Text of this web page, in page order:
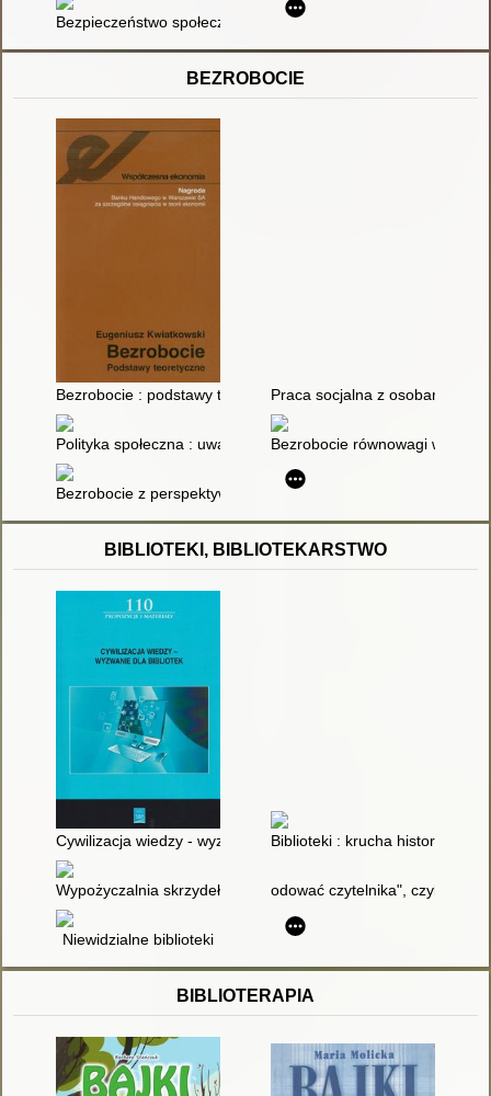
Bezpieczeństwo społeczne : ewolucja, instytucje, zagrożenia
BEZROBOCIE
Bezrobocie : podstawy teoretycznePraca socjalna z osobami
Polityka społeczna : uwarunkowania i celeBezrobocie równowagi w
Bezrobocie z perspektywy socjologicznej : skrypt dla
BIBLIOTEKI, BIBLIOTEKARSTWO
Cywilizacja wiedzy - wyzwanie dla bibliotek : materiały z
Biblioteki : krucha historia
Wypożyczalnia skrzydeł : opowieść o magii czytania
odować czytelnika", czyli o QR
Niewidzialne biblioteki
BIBLIOTERAPIA